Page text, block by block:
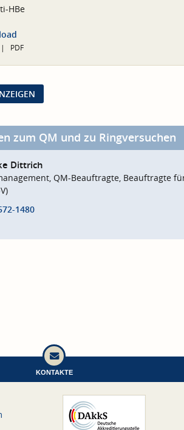
HBe
PDF
zum QM und zu Ringversuchen
Dittrich
QM-Beauftragte, Beauftragte
1480
KONTAKTE